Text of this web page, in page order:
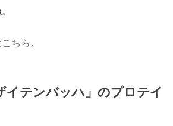
こちら 。
イテンバッハ」のプロテイ